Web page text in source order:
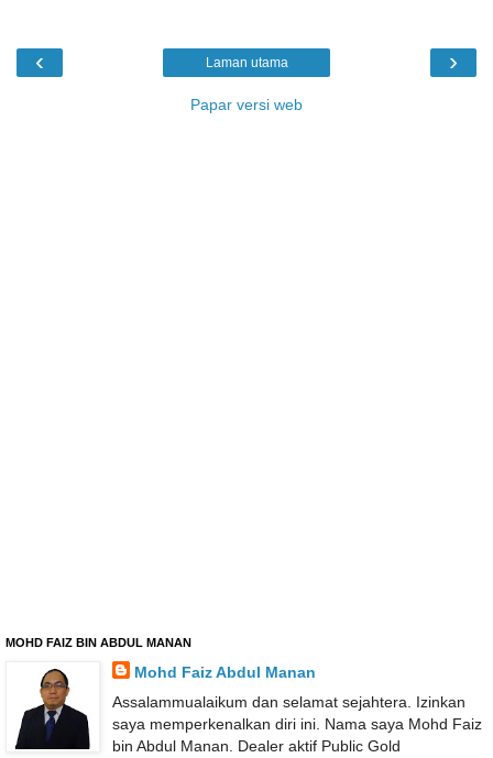
‹ ›
Laman utama
Papar versi web
MOHD FAIZ BIN ABDUL MANAN
Mohd Faiz Abdul Manan
Assalammualaikum dan selamat sejahtera. Izinkan
saya memperkenalkan diri ini. Nama saya Mohd Faiz
bin Abdul Manan. Dealer aktif Public Gold